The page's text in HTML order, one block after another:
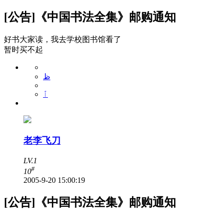
[公告]《中国书法全集》邮购通知
好书大家读，我去学校图书馆看了
暂时买不起
ظ
ٱ
老李飞刀
LV.1
10#
2005-9-20 15:00:19
[公告]《中国书法全集》邮购通知